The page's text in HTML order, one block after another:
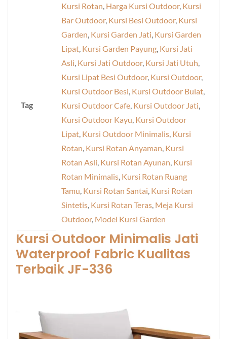
Tag
Kursi Rotan Harga Kursi Outdoor, Kursi
Bar Outdoor, Kursi Besi Outdoor, Kursi
Garden Kursi Garden Jati Kursi Garden
Lipat Kursi Garden Payung Kursi Jati
Asli Kursi Jati Outdoor, Kursi Jati Utuh
Kursi Lipat Besi Outdoor, Kursi Outdoor,
Kursi Outdoor Besi Kursi Outdoor Bulat
Kursi Outdoor Cafe Kursi Outdoor Jati
Kursi Outdoor Kayu Kursi Outdoor
Lipat Kursi Outdoor Minimalis Kursi
Rotan Kursi Rotan Anyaman Kursi
Rotan Asli Kursi Rotan Ayunan Kursi
Rotan Minimalis Kursi Rotan Ruang
Tamu Kursi Rotan Santai Kursi Rotan
Sintetis Kursi Rotan Teras Meja Kursi
Outdoor, Model Kursi Garden
Kursi Outdoor Minimalis Jati
Waterproof Fabric Kualitas
Terbaik JF-336